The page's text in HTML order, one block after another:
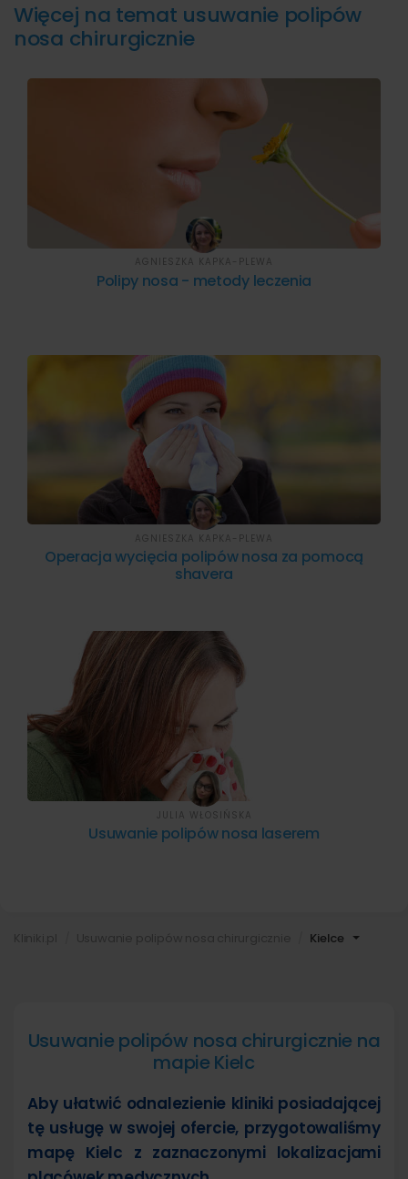
Kielce
Więcej na temat usuwanie polipów
nosa chirurgicznie
Polipy nosa - metody leczenia
AGNIESZKA KAPKA-PLEWA
Operacja wycięcia polipów nosa za pomocą
shavera
AGNIESZKA KAPKA-PLEWA
Usuwanie polipów nosa laserem
JULIA WŁOSIŃSKA
Usuwanie polipów nosa chirurgicznie na
mapie Kielc
Aby ułatwić odnalezienie kliniki posiadającej
tę usługę w swojej ofercie, przygotowaliśmy
mapę Kielc z zaznaczonymi lokalizacjami